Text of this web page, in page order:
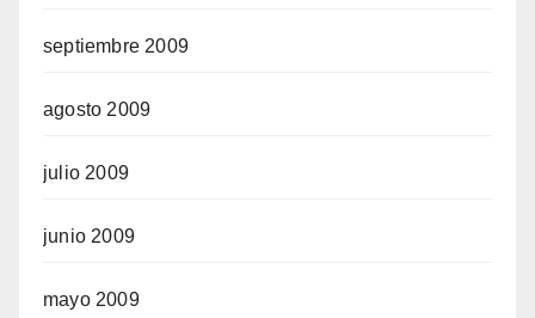
septiembre 2009
agosto 2009
julio 2009
junio 2009
mayo 2009